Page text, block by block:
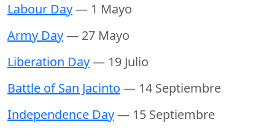
Labour Day— 1 Mayo
Army Day— 27 Mayo
Liberation Day— 19 Julio
Battle of San Jacinto — 14 Septiembre
Independence Day— 15 Septiembre